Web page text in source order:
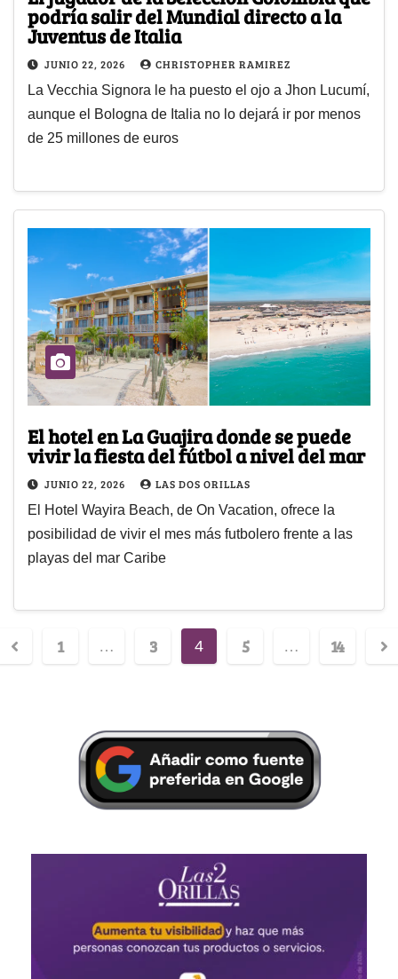
podría salir del Mundial directo a la
Juventus de Italia
JUNIO 22, 2026 CHRISTOPHER RAMIREZ
La Vecchia Signora le ha puesto el ojo a Jhon Lucumí,
aunque el Bologna de Italia no lo dejará ir por menos
de 25 millones de euros
El hotel en La Guajira donde se puede
vivir la fiesta del fútbol a nivel del mar
JUNIO 22, 2026 LAS DOS ORILLAS
El Hotel Wayira Beach, de On Vacation, ofrece la
posibilidad de vivir el mes más futbolero frente a las
playas del mar Caribe
1 … 3 4 5 … 14